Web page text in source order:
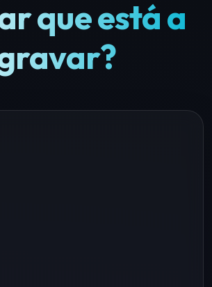
que está a